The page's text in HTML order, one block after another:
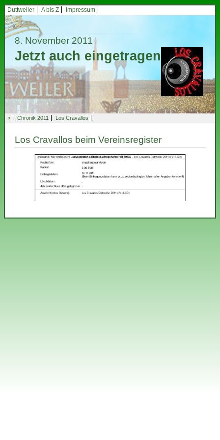
Duttweiler A bis Z Impressum
8. November 2011
Jetzt auch eingetragen
« Chronik 2011 Los Cravallos
Los Cravallos beim Vereinsregister